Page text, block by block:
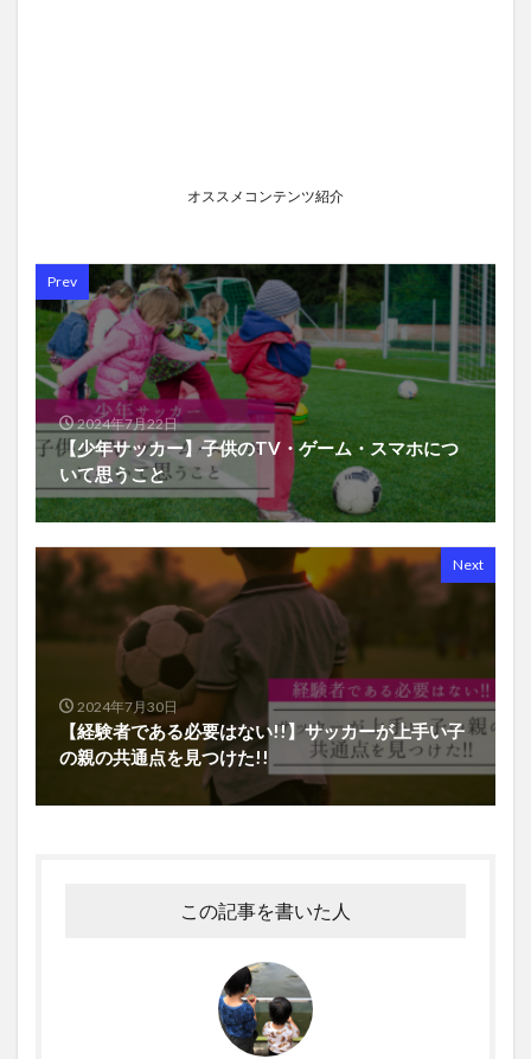
オススメコンテンツ紹介
Prev
2024年7月22日
【少年サッカー】子供のTV・ゲーム・スマホにつ
いて思うこと
Next
2024年7月30日
【経験者である必要はない!!】サッカーが上手い子
の親の共通点を見つけた!!
この記事を書いた人